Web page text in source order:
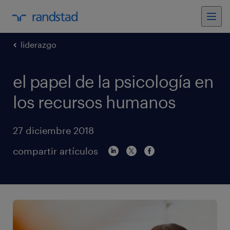
liderazgo
el papel de la psicología en
los recursos humanos
27 diciembre 2018
compartir artículos